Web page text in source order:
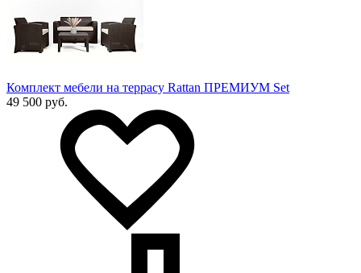
Комплект мебели на террасу Rattan ПРЕМИУМ Set
49 500 руб.